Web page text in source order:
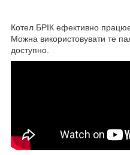
Котел БРІК ефективно
Можна використовувати те
доступно.